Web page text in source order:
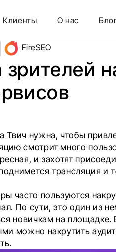
Клиенты О нас
FireSEO
зрителей
Твич нужна, чтобы
смотрит много
и захотят
трансляция и
часто пользуются
По сути, это один из
новичкам на
можно накрутить